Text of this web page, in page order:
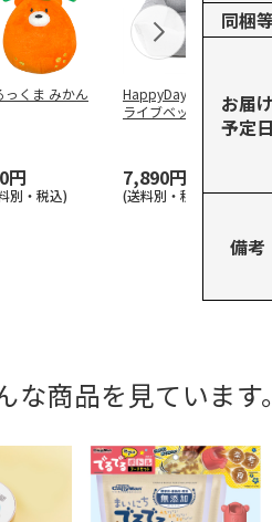
っくま みかん
円
別・税込)
HappyDays 2wayド
ライブベッド グレ
7,890円
(送料別・税込)
同梱
お届け
予定日
備考
商品を見ています。